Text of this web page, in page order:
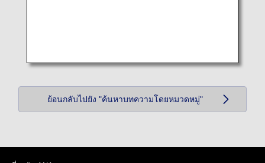
ย้อนกลับไปยัง "ค้นหาบทความโดยหมวดหมู่"